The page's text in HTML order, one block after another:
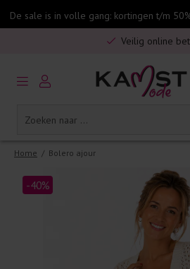
De sale is in volle gang: kortingen t/m
Gratis verzending in
Veilig online
5% spaarbonus op
Gratis verzending in
Home / Bolero ajour
-40%